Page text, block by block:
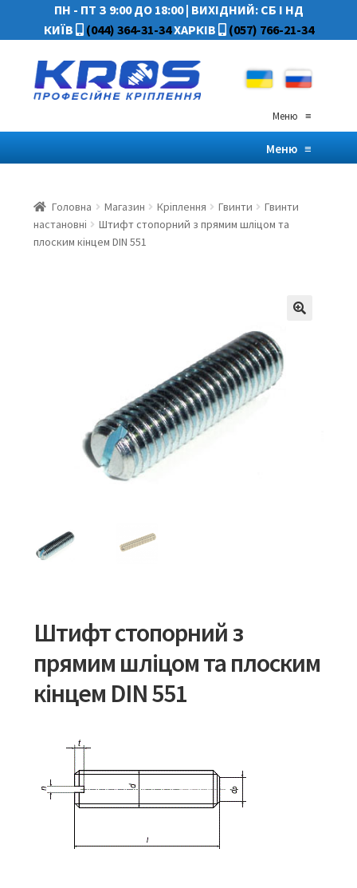
ПН - ПТ З 9:00 ДО 18:00| ВИХІДНИЙ: СБ І НД
КИЇВ
(044) 364-31-34ХАРКІВ (057) 766-21-34
Меню≡
Меню≡
Головна Магазин Кріплення Гвинти
Гвинти
настановні
Штифт стопорний з прямим шліцом та
плоским кінцем DIN 551
Штифт стопорний з
прямим шліцом та плоским
кінцем DIN 551